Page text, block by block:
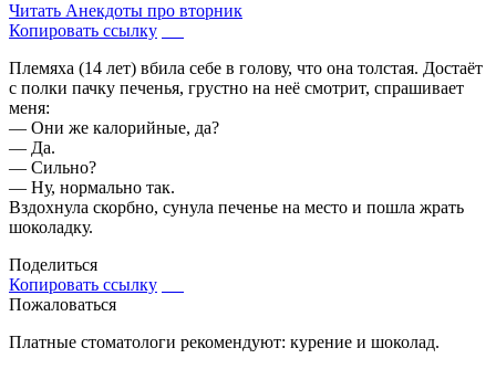
Читать Анекдоты про вторник
Копировать ссылку
Племяха (14 лет) вбила себе в голову, что она толстая. Достаёт
с полки пачку печенья, грустно на неё смотрит, спрашивает
меня:
— Они же калорийные, да?
— Да.
— Сильно?
— Ну, нормально так.
Вздохнула скорбно, сунула печенье на место и пошла жрать
шоколадку.
Поделиться
Копировать ссылку
Пожаловаться
Платные стоматологи рекомендуют: курение и шоколад.